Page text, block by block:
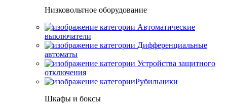
Низковольтное оборудование
Автоматические
выключатели
Дифференциальные
автоматы
Устройства защитного
отключения
Рубильники
Шкафы и боксы